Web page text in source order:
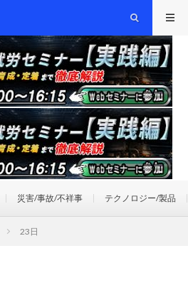
災害/事故/不祥事 テクノロジー/製品
23日